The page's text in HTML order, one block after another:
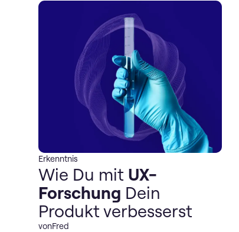
Erkenntnis
Wie Du mit UX-
Forschung Dein
Produkt verbesserst
vonFred